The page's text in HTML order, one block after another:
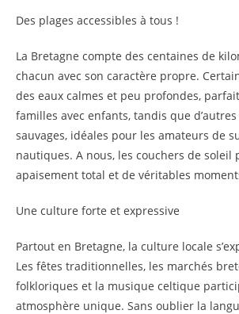
Des plages accessibles à tous !
La Bretagne compte des centaines de
chacun avec son caractère propre.
des eaux calmes et peu profondes,
familles avec enfants, tandis que
sauvages, idéales pour les amateurs de
nautiques. A nous, les couchers de soleil
apaisement total et de véritables
Une culture forte et expressive
Partout en Bretagne, la culture locale
Les fêtes traditionnelles, les marchés
folkloriques et la musique celtique
atmosphère unique. Sans oublier la